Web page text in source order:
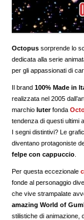
Octopus sorprende lo
dedicata alla serie
per gli appassionati di
Il brand100% Made in
realizzata nel 2005
marchioIuterfonda
tendenza di questi ultimi
I segni distintivi? Le
diventano protagoniste
felpe con cappuccio
Per questa eccezionale
fonde al personaggio
che vive strampalate
amazing World of
stilistiche di animazione,